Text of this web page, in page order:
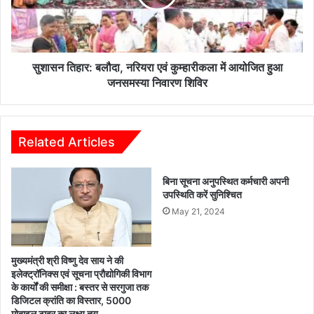
एं
से
सं
बं
1
द
कों
आ
द
न
हा
र
:
ब
रा
ए
क
ला
में
आ
यो
सुशासन तिहार: बलौदा, नरियरा एवं कुम्हारीकला में आयोजित हुआ
जनसमस्या निवारण शिविर
Related Articles
मुख्यमंत्री श्री विष्णु देव साय ने की
इलेक्ट्रॉनिक्स एवं सूचना प्रौद्योगिकी विभाग
के कार्यों की समीक्षा : बस्तर से सरगुजा तक
डिजिटल क्रांति का विस्तार, 5000
बिना सूचना अनुपस्थित कर्मचारी अपनी
उपस्थिति करें सुनिश्चित
May 21, 2024